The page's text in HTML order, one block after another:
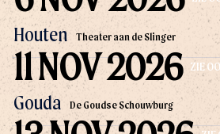
Houten Theater aan de Slinger
Gouda De Goudse Schouwburg
ZIE
11 NOV 2026